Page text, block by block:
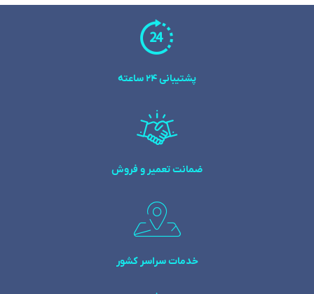
پشتیبانی 24 ساعته
ضمانت تعمیر و فروش
خدمات سراسر کشور